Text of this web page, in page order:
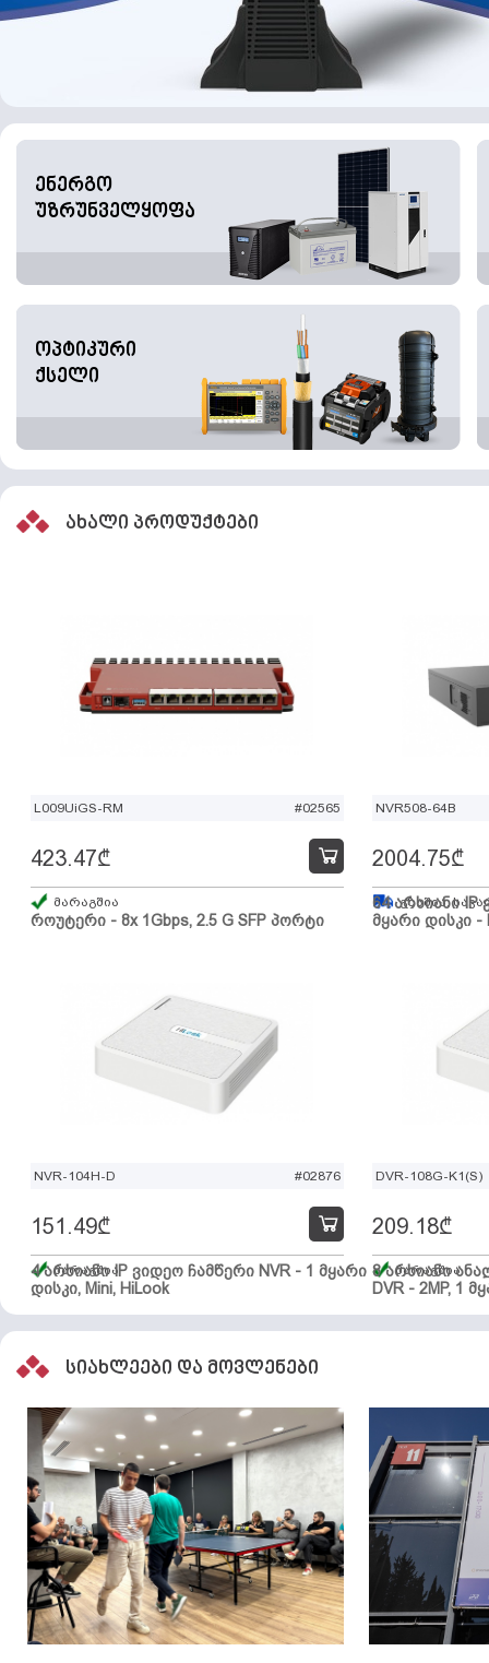
ენერგო
უზრუნველყოფა
ოპტიკური
ქსელი
ახალი პროდუქტები
L009UiGS-RM #02565
როუტერი - 8x 1Gbps, 2.5 G SFP პორტი
423.47₾
მარაგშია
NVR508-64B
64 არხიანი IP
მყარი დისკი -
2004.75₾
გზაშია,
NVR-104H-D #02876
4 არხიანი IP ვიდეო ჩამწერი NVR - 1 მყარი
დისკი, Mini, HiLook
151.49₾
მარაგშია
DVR-108G-K1(S)
8 არხიანი
DVR - 2MP, 1
209.18₾
მარაგშია
სიახლეები და მოვლენები